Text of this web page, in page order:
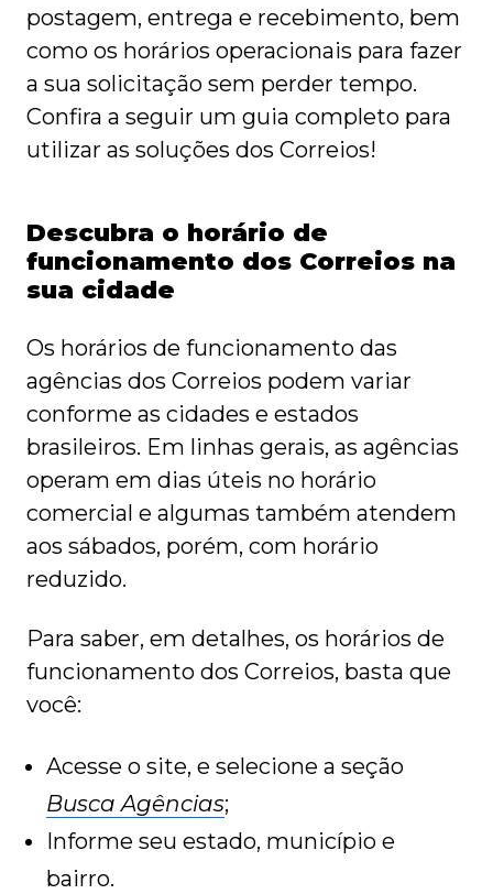
postagem, entrega e recebimento, bem
como os horários operacionais para fazer
a sua solicitação sem perder tempo.
Confira a seguir um guia completo para
utilizar as soluções dos Correios!
Descubra o horário de
funcionamento dos Correios na
sua cidade
Os horários de funcionamento das
agências dos Correios podem variar
conforme as cidades e estados
brasileiros. Em linhas gerais, as agências
operam em dias úteis no horário
comercial e algumas também atendem
aos sábados, porém, com horário
reduzido.
Para saber, em detalhes, os horários de
funcionamento dos Correios, basta que
você:
Acesse o site, e selecione a seção
Busca Agências;
Informe seu estado, município e
bairro.